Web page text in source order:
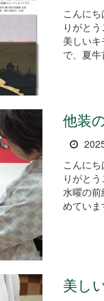
こんに
りがと
美しい
で、夏
他装
こんに
りがと
水曜の
めてい
美し